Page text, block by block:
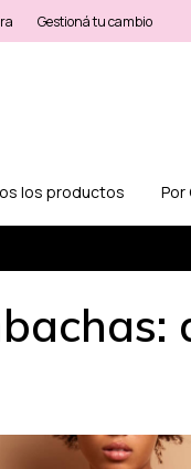
Gestioná tu cambio
los productos Por
🌸 9